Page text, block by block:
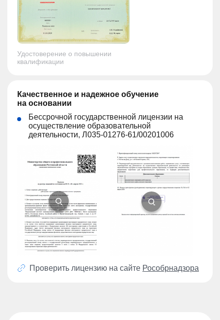
Удостоверение о повышении
квалификации
Качественное и надежное обучение
на основании
Бессрочной государственной лицензии на
осуществление образовательной
деятельности, Л035-01276-61/00201006
Проверить лицензию на сайте Рособрнадзора